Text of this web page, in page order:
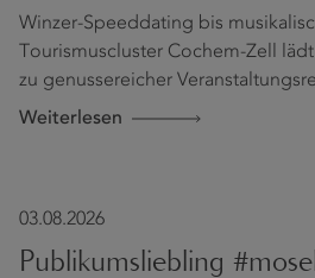
Winzer-Speeddating bis
Tourismuscluster Cochem-Zell
zu genussereicher
Weiterlesen
03.08.2026
Publikumsliebling